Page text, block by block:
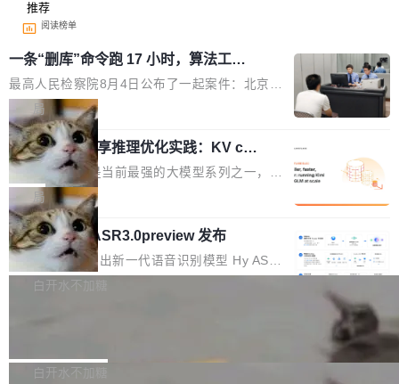
推荐
阅读榜单
一条“删库”命令跑 17 小时，算法工程
师删光 89TB 数据只为干私活
最高人民检察院8月4日公布了一起案件：北京一
名90后算法工程师王某，为了给自己接的私活腾
服务器空间，删光了公司AI游戏部门的全部核心
数据。 王某2024年1月入职东城区某科技公司AI
短剧部门，有互联网大厂背景。在公司内部架构
调整期间，部门三次通知全员将数据从A集群迁
移到B集群，王某都回复了"收到"。 他没有迁移
数据。2024年9月3日下午4点，他使用此前登录
的账号密码进入A集群，输入了一条被程序员圈
称为"删库跑路"的命令——最高管理员权限、无
自研的多个文生3D和...
局
Cloudflare 分享推理优化实践：KV ca
che 量化 + 权重压缩，吞吐量提升 4
1%，成本降 30%
Kimi 和 GLM 是当前最强的大模型系列之一，但
它们有一个共同的问题：太吃显存了。月之暗面
的 Kimi K 系列和智谱的 GLM 都是长上下文、M
oE 架构的大模型，好用到让人上瘾，但 GPU 显
存永远不够用。 Cloudflare 的 Workers AI 团队
一直在跑这些模型的推理。他们在官方博客上发
整性保护。效果是：吞吐量提升 41%，每 token
局
腾讯混元 Hy ASR3.0preview 发布
腾讯混元正式推出新一代语音识别模型 Hy ASR
3.0preview。基于最新一代大语言模型 Hy3 的
让语音识别不再只是听清，而是真正听懂。通过
白开水不加糖
新和少量网页兼容性修复版本。 Changes/fixe
白开水不加糖